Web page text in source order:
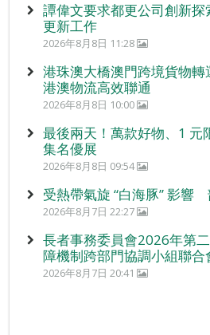
譚偉文要求都更公司創新
更新工作
2026年8月8日 11:28
港珠澳大橋澳門跨境貨物轉
港澳物流高效聯通
2026年8月8日 10:00
最後兩天！萬款好物、1 元
集名優展
2026年8月8日 09:54
受熱帶氣旋 “白海豚” 影響
2026年8月7日 22:27
長者事務委員會2026年第
障機制跨部門協調小組聯合
2026年8月7日 20:41